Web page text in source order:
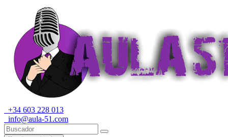
+34 603 228 013
info@aula-51.com